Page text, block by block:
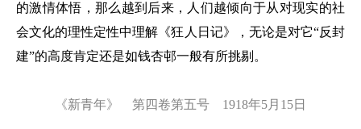
的激情体悟，那么越到后来，人们越倾向于从对现实的社
会文化的理性定性中理解《狂人日记》，无论是对它“反封
建”的高度肯定还是如钱杏邨一般有所挑剔。
《新青年》 第四卷第五号 1918年5月15日